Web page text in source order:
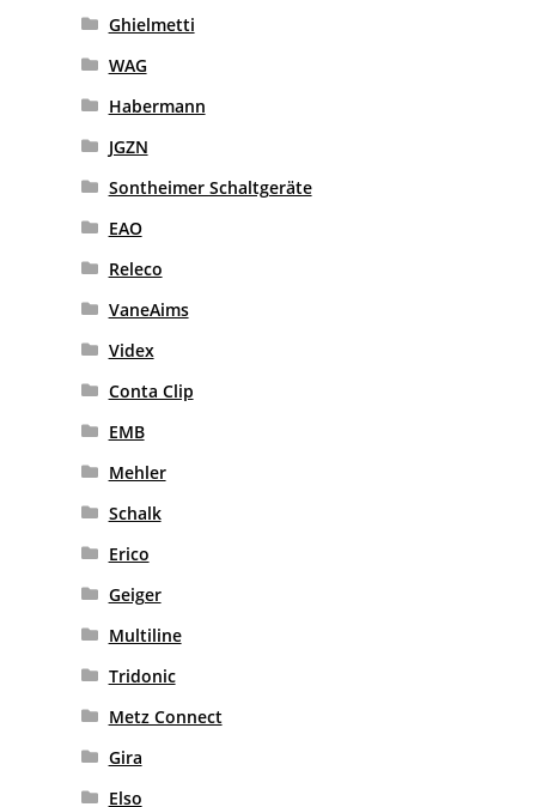
Ghielmetti
WAG
Habermann
JGZN
Sontheimer Schaltgeräte
EAO
Releco
VaneAims
Videx
Conta Clip
EMB
Mehler
Schalk
Erico
Geiger
Multiline
Tridonic
Metz Connect
Gira
Elso